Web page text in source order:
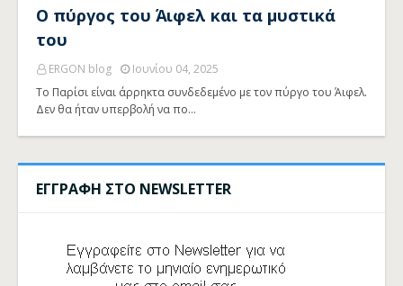
Ο πύργος του Άιφελ και τα μυστικά
του
ERGON blog
Ιουνίου 04, 2025
Το Παρίσι είναι άρρηκτα συνδεδεμένο με τον πύργο του Άιφελ.
Δεν θα ήταν υπερβολή να πο…
ΕΓΓΡΑΦΗ ΣΤΟ NEWSLETTER